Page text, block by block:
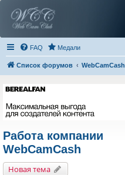
FAQ Медали
Список форумов WebCamCash
Работа компании
WebCamCash
Новая тема